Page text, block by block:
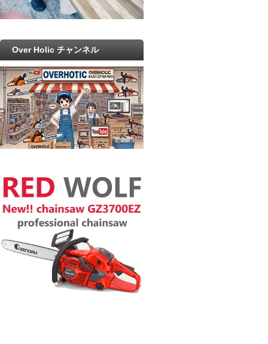
Over Holic チャンネル